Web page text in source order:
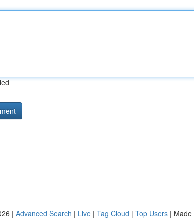
| Advanced Search | Live | Tag Cloud | Top Users | Made